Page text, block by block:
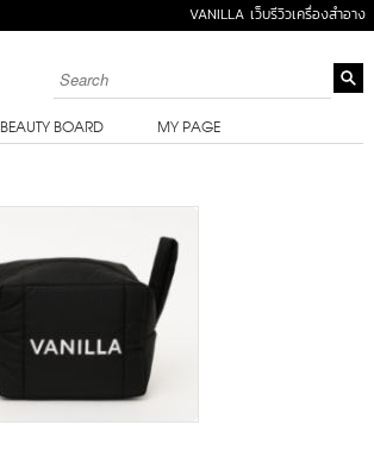
VANILLA เว็บรีวิวเครื่องสำอาง
BEAUTY BOARD MY PAGE